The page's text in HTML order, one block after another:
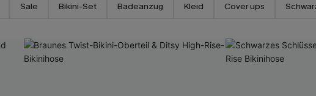
Sale Bikini-Set Badeanzug Kleid Cover ups